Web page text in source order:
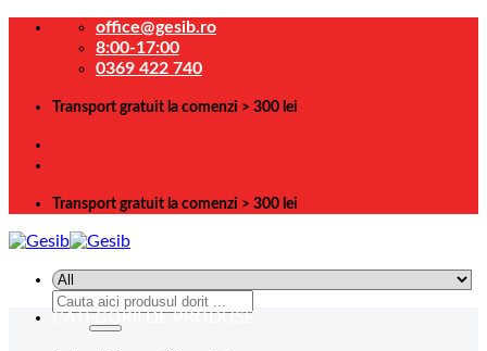
Skip
office@gesib.ro
8:00-17:00
0369 422 740
Transport gratuit la comenzi > 300 lei
Transport gratuit la comenzi > 300 lei
Caută
CATEGORII DE PRODUSE